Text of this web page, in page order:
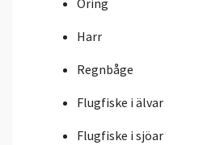
Öring
Harr
Regnbåge
Flugfiske i älvar
Flugfiske i sjöar